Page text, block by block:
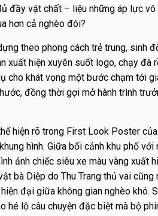
đầy vật chất – liệu những áp lực vô
hơn cả nghèo đói?
theo phong cách trẻ trung, sinh
xuất hiện xuyên suốt logo, chạy đà
cho khát vọng một bước chạm tới
đồng thời gợi mở hành trình
hiện rõ trong First Look Poster
hình. Giữa bối cảnh khu phố
ảnh chiếc siêu xe màu vàng xuất
bà Diệp do Thu Trang thủ vai
đại giữa không gian nghèo khó.
hé lộ câu chuyện đặc biệt mà bộ